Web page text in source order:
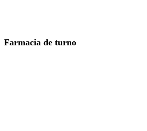
Farmacia de turno